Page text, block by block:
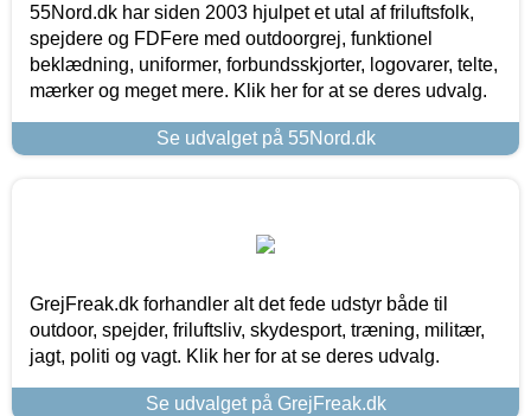
55Nord.dk har siden 2003 hjulpet et utal af friluftsfolk,
spejdere og FDFere med outdoorgrej, funktionel
beklædning, uniformer, forbundsskjorter, logovarer, telte,
mærker og meget mere. Klik her for at se deres udvalg.
Se udvalget på 55Nord.dk
GrejFreak.dk forhandler alt det fede udstyr både til
outdoor, spejder, friluftsliv, skydesport, træning, militær,
jagt, politi og vagt. Klik her for at se deres udvalg.
Se udvalget på GrejFreak.dk